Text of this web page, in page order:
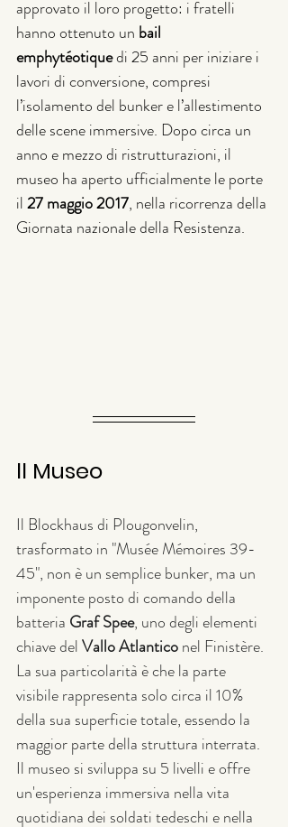
approvato il loro progetto: i fratelli
hanno ottenuto un bail
emphytéotique di 25 anni per iniziare i
lavori di conversione, compresi
l’isolamento del bunker e l’allestimento
delle scene immersive. Dopo circa un
anno e mezzo di ristrutturazioni, il
museo ha aperto ufficialmente le porte
il 27 maggio 2017, nella ricorrenza della
Giornata nazionale della Resistenza.
ll Museo
Il Blockhaus di Plougonvelin,
trasformato in "Musée Mémoires 39-
45", non è un semplice bunker, ma un
imponente posto di comando della
batteria Graf Spee, uno degli elementi
chiave del Vallo Atlantico nel Finistère.
La sua particolarità è che la parte
visibile rappresenta solo circa il 10%
della sua superficie totale, essendo la
maggior parte della struttura interrata.
Il museo si sviluppa su 5 livelli e offre
un'esperienza immersiva nella vita
quotidiana dei soldati tedeschi e nella